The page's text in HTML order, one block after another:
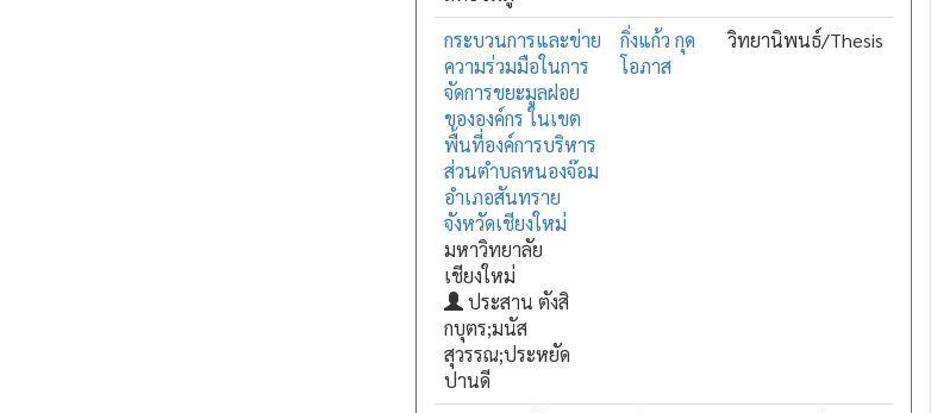
กระบวนการและข่าย
ความร่วมมือในการ
จัดการขยะมูลฝอย
ขององค์กร ในเขต
พื้นที่องค์การบริหาร
ส่วนตำบลหนองจ๊อม
อำเภอสันทราย
จังหวัดเชียงใหม่
มหาวิทยาลัย
เชียงใหม่
ประสาน ตังสิ
กบุตร;มนัส
สุวรรณ;ประหยัด
ปานดี
กิ่งแก้ว กุด
โอภาส
วิทยานิพนธ์/Thesis